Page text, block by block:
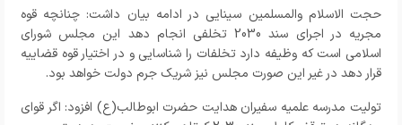
حجت الاسلام والمسلمین سینایی در ادامه بیان داشت: چنانچه قوه
مجریه در اجرای سند 2030 تخلفی انجام دهد این مجلس شورای
اسلامی است که وظیفه دارد تخلفات را شناسایی و در اختیار قوه قضاییه
قرار دهد در غیر این صورت‌ مجلس نیز شریک جرم دولت خواهد بود.
تولیت مدرسه علمیه سفیران هدایت حضرت ابوطالب(ع) افزود: اگر قوای